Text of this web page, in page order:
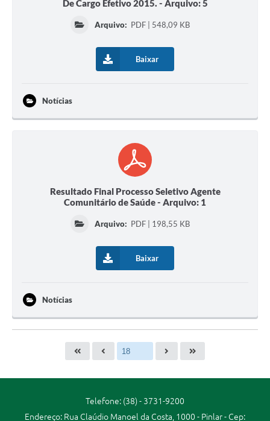
De Cargo Efetivo 2015. - Arquivo: 5
Arquivo: PDF | 548,09 KB
Baixar
Notícias
Resultado Final Processo Seletivo Agente
Comunitário de Saúde - Arquivo: 1
Arquivo: PDF | 198,55 KB
Baixar
Notícias
Telefone: (38) - 3731-9200
Endereço: Rua Claúdio Manoel da Costa, 1000 - Pinlar - Cep: